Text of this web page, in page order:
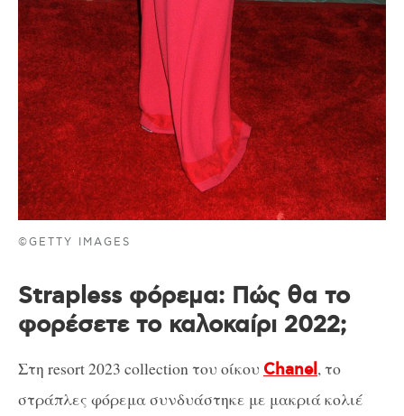
©GETTY IMAGES
Strapless φόρεμα: Πώς θα το
φορέσετε το καλοκαίρι 2022;
Στη resort 2023 collection του οίκου Chanel, το
στράπλες φόρεμα συνδυάστηκε με μακριά κολιέ